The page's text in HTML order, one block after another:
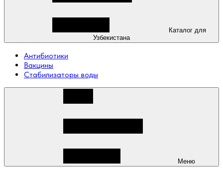
Узбекистана
Антибиотики
Вакцины
Стабилизаторы воды
Меню